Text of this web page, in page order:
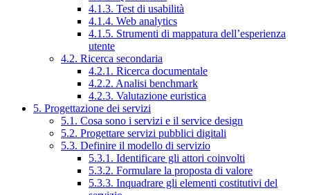
4.1.3. Test di usabilità
4.1.4. Web analytics
4.1.5. Strumenti di mappatura dell’esperienza
utente
4.2. Ricerca secondaria
4.2.1. Ricerca documentale
4.2.2. Analisi benchmark
4.2.3. Valutazione euristica
5. Progettazione dei servizi
5.1. Cosa sono i servizi e il service design
5.2. Progettare servizi pubblici digitali
5.3. Definire il modello di servizio
5.3.1. Identificare gli attori coinvolti
5.3.2. Formulare la proposta di valore
5.3.3. Inquadrare gli elementi costitutivi del